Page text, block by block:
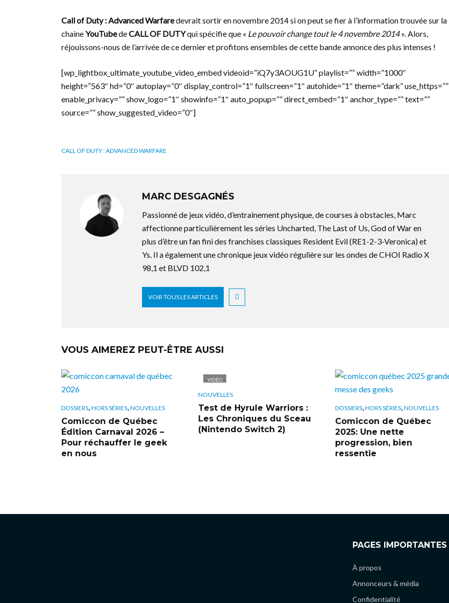
Call of Duty : Advanced Warfaredevrait sortir en novembre 2014 si on peut se fier à l’information trouvée sur la
chaineYouTubedeCALL OF DUTYqui spécifie que « Le pouvoir change tout le 4 novembre 2014». Alors,
réjouissons-nous de l’arrivée de ce dernier et profitons ensembles de cette bande annonce des plus intenses !
[wp_lightbox_ultimate_youtube_video_embed videoid=”iQ7y3AOUG1U” playlist=”” width=”1000″
height=”563″ hd=”0″ autoplay=”0″ display_control=”1″ fullscreen=”1″ autohide=”1″ theme=”dark” use_https=””
enable_privacy=”” show_logo=”1″ showinfo=”1″ auto_popup=”” direct_embed=”1″ anchor_type=”” text=””
source=”” show_suggested_video=”0″]
CALL OF DUTY : ADVANCED WARFARE
MARC DESGAGNÉS
Passionné de jeux vidéo, d’entrainement physique, de courses à obstacles, Marc
affectionne particulièrement les séries Uncharted, The Last of Us, God of War en
plus d’être un fan fini des franchises classiques Resident Evil (RE1-2-3-Veronica) et
Ys. Il a également une chronique jeux vidéo régulière sur les ondes de CHOI Radio X
98,1 et BLVD 102,1
VOIR TOUS LES ARTICLES
VOUS AIMEREZ PEUT-ÊTRE AUSSI
DOSSIERS, HORS SÉRIES, NOUVELLES
Comiccon de Québec
Édition Carnaval 2026 –
Pour réchauffer le geek
en nous
VIDÉO
NOUVELLES
Test de Hyrule Warriors :
Les Chroniques du Sceau
(Nintendo Switch 2)
DOSSIERS, HORS SÉRIES, NOUVELLES
Comiccon de Québec
2025: Une nette
progression, bien
ressentie
PAGES IMPORTANTES
À propos
Annonceurs & média
Confidentialité